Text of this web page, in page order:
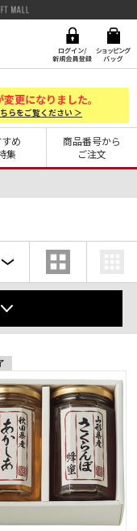
更になりました。
らをご覧ください ＞
め
集
商品番号から
ご注文